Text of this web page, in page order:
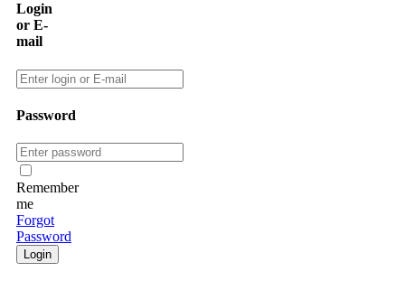
Login
or E-
mail
Password
Remember
me
Forgot
Password